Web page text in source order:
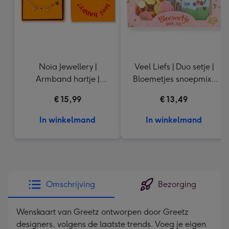
Noia Jewellery |
Armband hartje |
€ 15,99
In winkelmand
Veel Liefs | Duo setje |
Bloemetjes snoepmix |
€ 13,49
In winkelmand
Omschrijving Bezorging
Wenskaart van Greetz ontworpen door Greetz
designers, volgens de laatste trends. Voeg je eigen